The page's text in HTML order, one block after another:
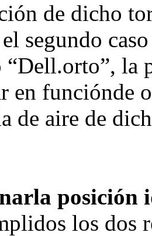
de dicho
segundo
“Dell.orto”, la
en funciónde
de aire de
posición
los dos